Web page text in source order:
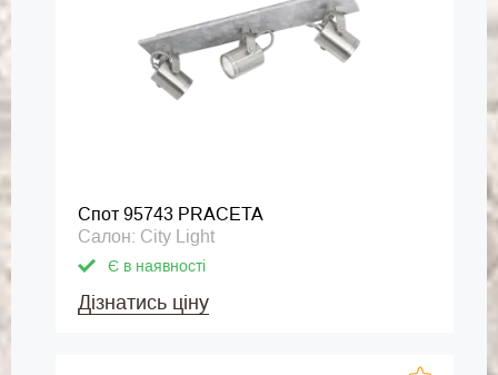
Спот 95743 PRACETA
Салон: City Light
Є в наявності
Дізнатись ціну